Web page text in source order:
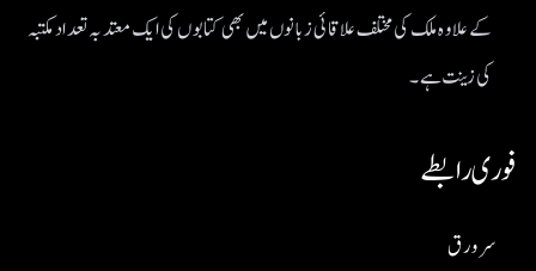
کے علاوہ ملک کی مختلف علاقائی زبانوں میں بھی کتابوں کی ایک معتد بہ تعداد مکتبہ
کی زینت ہے۔
فوری رابطے
سر ورق